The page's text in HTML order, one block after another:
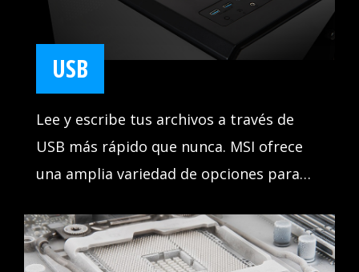
USB
Lee y escribe tus archivos a través de
USB más rápido que nunca. MSI ofrece
una amplia variedad de opciones para
USB, ofreciendo velocidades de
transferencia rapidísimas de hasta